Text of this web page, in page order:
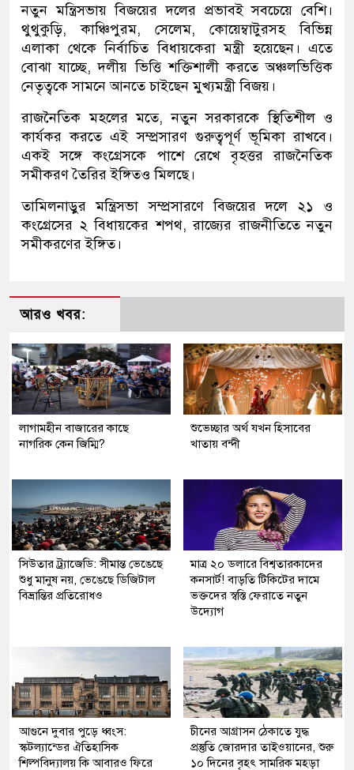
নতুন মন্ত্রিসভায় বিজয়ের দলের প্রভাবই সবচেয়ে বেশি।
থুথুকুড়ি, কাঞ্চিপুরম, সেলেম, কোয়েম্বাটুরসহ বিভিন্ন
এলাকা থেকে নির্বাচিত বিধায়কেরা মন্ত্রী হয়েছেন। এতে
বোঝা যাচ্ছে, দলীয় ভিত্তি শক্তিশালী করতে অঞ্চলভিত্তিক
নেতৃত্বকে সামনে আনতে চাইছেন মুখ্যমন্ত্রী বিজয়।
রাজনৈতিক মহলের মতে, নতুন সরকারকে স্থিতিশীল ও
কার্যকর করতে এই সম্প্রসারণ গুরুত্বপূর্ণ ভূমিকা রাখবে।
একই সঙ্গে কংগ্রেসকে পাশে রেখে বৃহত্তর রাজনৈতিক
সমীকরণ তৈরির ইঙ্গিতও মিলছে।
তামিলনাড়ুর মন্ত্রিসভা সম্প্রসারণে বিজয়ের দলে ২১ ও
কংগ্রেসের ২ বিধায়কের শপথ, রাজ্যের রাজনীতিতে নতুন
সমীকরণের ইঙ্গিত।
আরও খবর:
লাগামহীন বাজারের কাছে
নাগরিক কেন জিম্মি?
শুভেচ্ছার অর্থ যখন হিসাবের
খাতায় বন্দী
সিউতার ট্র্যাজেডি: সীমান্ত ভেঙেছে
শুধু মানুষ নয়, ভেঙেছে ডিজিটাল
বিভ্রান্তির প্রতিরোধও
মাত্র ২০ ডলারে বিশ্বতারকাদের
কনসার্ট! বাড়তি টিকিটের দামে
ভক্তদের স্বস্তি ফেরাতে নতুন
উদ্যোগ
আগুনে দুবার পুড়ে ধ্বংস:
স্কটল্যান্ডের ঐতিহাসিক
শিল্পবিদ্যালয় কি আবারও ফিরে
চীনের আগ্রাসন ঠেকাতে যুদ্ধ
প্রস্তুতি জোরদার তাইওয়ানের, শুরু
১০ দিনের বৃহৎ সামরিক মহড়া